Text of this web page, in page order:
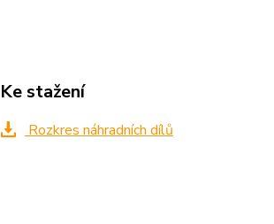
Ke stažení
Rozkres náhradních dílů